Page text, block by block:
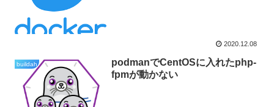
2020.12.08
buildah
podmanでCentOSに入れたphp-
fpmが動かない